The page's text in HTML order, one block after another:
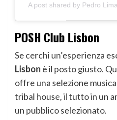
A post shared by Pedro
POSH Club Lisbon
Se cerchi un’esperienza
Lisbon è il posto giusto.
offre una selezione
tribal house, il tutto in un
un pubblico selezionato.